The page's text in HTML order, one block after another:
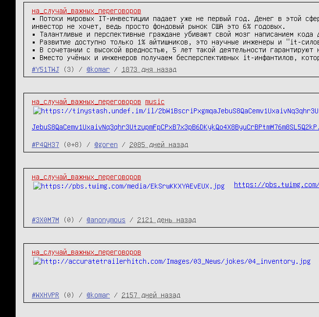
на_случай_важных_переговоров
▪️ Потоки мировых IT-инвестиции падает уже не первый год. Денег в этой
инвестор не хочет, ведь просто фондовый рынок США это 6% годовых.
▪️ Талантливые и перспективные граждане убивают свой мозг написанием кода
▪️ Развитие доступно только 1% айтишников, это научные инженеры и "it-
▪️ В сочетании с высокой вредностью, 5 лет такой деятельности гарантируют
▪️ Вместо учёных и инженеров получаем бесперспективных it-инфантилов,
#Y51TWJ
(3) / @komar / 1873 дня назад
на_случай_важных_переговоров
music
#P4QH37 (0+8) / @goren / 2085 дней назад
на_случай_важных_переговоров
https://pbs.twimg.com/
#3X0M7M (0) / @anonymous / 2121 день назад
на_случай_важных_переговоров
#WXHVPR (0) / @komar / 2157 дней назад